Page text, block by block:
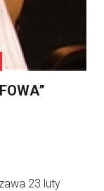
23 luty